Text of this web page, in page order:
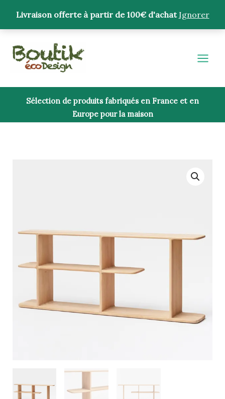
Livraison offerte à partir de 100€ d'achat Ignorer
contenu
Sélection de produits fabriqués en France et en
Europe pour la maison
basse